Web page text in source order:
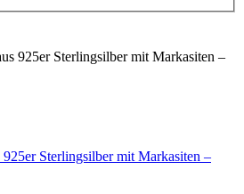
Sterlingsilber mit Markasiten –